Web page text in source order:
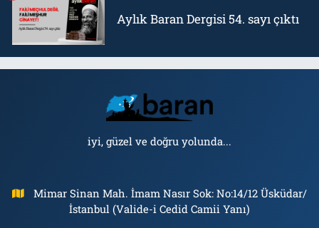
Aylık Baran Dergisi 54. sayı çıktı
iyi, güzel ve doğru yolunda...
Mimar Sinan Mah. İmam Nasır Sok: No:14/12 Üsküdar/
İstanbul (Valide-i Cedid Camii Yanı)